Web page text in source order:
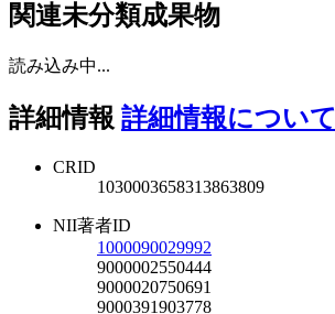
関連未分類成果物
読み込み中...
詳細情報 詳細情報について
CRID
1030003658313863809
NII著者ID
1000090029992
9000002550444
9000020750691
9000391903778